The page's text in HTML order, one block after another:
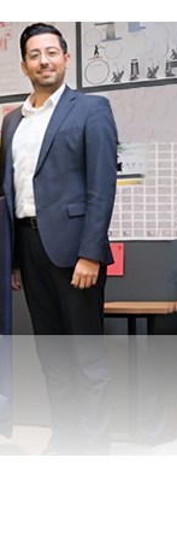
erlebt, welche
selbst sehr viel
gereizt: nicht nur
wachsen und sich
ein radikaler
MeNotPause kam
beschäftigt hat.
häufig schlecht
wissen gar nicht, was
aus
wirtschaftliches
etwas anderes,
Wir können die
halten – nah an den
für mich der
Thema: Wie sehr